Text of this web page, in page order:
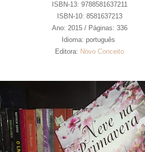
ISBN-13: 9788581637211
ISBN-10: 8581637213
Ano: 2015 / Páginas: 336
Idioma: português
Editora: Novo Conceito